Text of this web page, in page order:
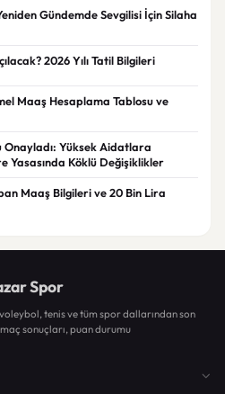
Gündemde Sevgilisi İçin Silaha
2026 Yılı Tatil Bilgileri
Maaş Hesaplama Tablosu ve
Onayladı: Yüksek Aidatlara
Yasasında Köklü Değişiklikler
Maaş Bilgileri ve 20 Bin Lira
Spor
tenis ve tüm spor dallarından son
sonuçları, puan durumu